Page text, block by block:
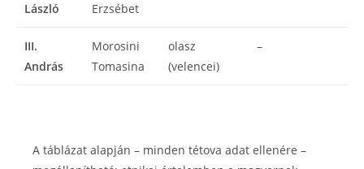
László
Erzsébet
III.
András
Morosini
Tomasina
olasz
(velencei)
–
A táblázat alapján – minden tétova adat ellenére –